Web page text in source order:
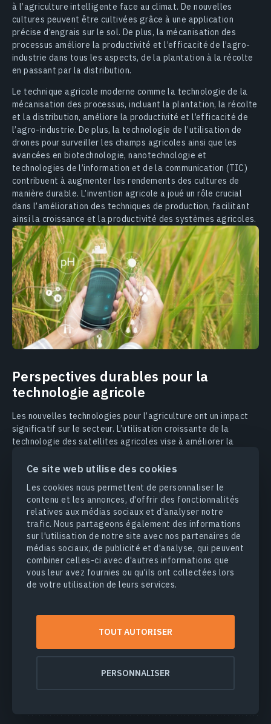
Ce site web utilise des cookies
Les cookies nous permettent de personnaliser le
contenu et les annonces, d'offrir des fonctionnalités
relatives aux médias sociaux et d'analyser notre
trafic. Nous partageons également des informations
sur l'utilisation de notre site avec nos partenaires de
médias sociaux, de publicité et d'analyse, qui peuvent
combiner celles-ci avec d'autres informations que
vous leur avez fournies ou qu'ils ont collectées lors
de votre utilisation de leurs services.
TOUT AUTORISER
PERSONNALISER
à l’agriculture intelligente face au climat. De nouvelles
cultures peuvent être cultivées grâce à une application
précise d’engrais sur le sol. De plus, la mécanisation des
processus améliore la productivité et l’efficacité de l’agro-
industrie dans tous les aspects, de la plantation à la récolte
en passant par la distribution.
Le technique agricole moderne comme la technologie de la
mécanisation des processus, incluant la plantation, la récolte
et la distribution, améliore la productivité et l’efficacité de
l’agro-industrie. De plus, la technologie de l’utilisation de
drones pour surveiller les champs agricoles ainsi que les
avancées en biotechnologie, nanotechnologie et
technologies de l’information et de la communication (TIC)
contribuent à augmenter les rendements des cultures de
manière durable. L’invention agricole a joué un rôle crucial
dans l’amélioration des techniques de production, facilitant
ainsi la croissance et la productivité des systèmes agricoles.
Perspectives durables pour la
technologie agricole
Les nouvelles technologies pour l’agriculture ont un impact
significatif sur le secteur. L’utilisation croissante de la
technologie des satellites agricoles vise à améliorer la
accroître la productivité des exploitations agricoles. Les
considérablement la productivité et la durabilité des
pratiques agricoles. Cette approche se traduit par des
rendements plus élevés et des coûts de maintenance réduits,
conduisant ainsi à des revenus agricoles accrus. En adoptant
les satellites dans le secteur agricole, nous faisons un grand
pas vers une nouvelle technologie agricole plus productive et
durable, en mesure de répondre aux besoins alimentaires
croissants à l’échelle mondiale.
Références
Mohd, J. et al. (2022). Enhancing smart farming through
International Journal of Intelligent Networks, 3, 150–